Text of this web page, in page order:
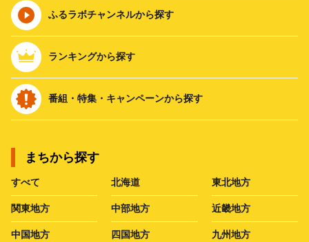
ふるラボチャンネルから探す
ランキングから探す
番組・特集・キャンペーンから探す
まちから探す
すべて 北海道 東北地方
関東地方 中部地方 近畿地方
中国地方 四国地方 九州地方